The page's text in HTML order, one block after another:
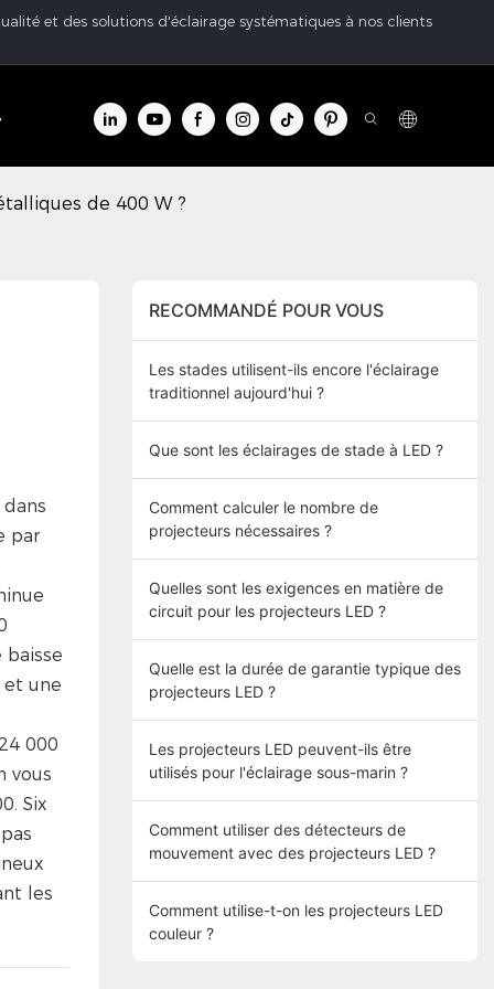
et des solutions d'éclairage systématiques à nos clients
d'info Contacter
de 400 W ?
par
baisse
et une
000
vous
Six
les
RECOMMANDÉ POUR VOUS
Les stades utilisent-ils encore l'éclairage
traditionnel aujourd'hui ?
Que sont les éclairages de stade à LED ?
Comment calculer le nombre de
projecteurs nécessaires ?
Quelles sont les exigences en matière de
circuit pour les projecteurs LED ?
Quelle est la durée de garantie typique des
projecteurs LED ?
Les projecteurs LED peuvent-ils être
utilisés pour l'éclairage sous-marin ?
Comment utiliser des détecteurs de
mouvement avec des projecteurs LED ?
Comment utilise-t-on les projecteurs LED
couleur ?